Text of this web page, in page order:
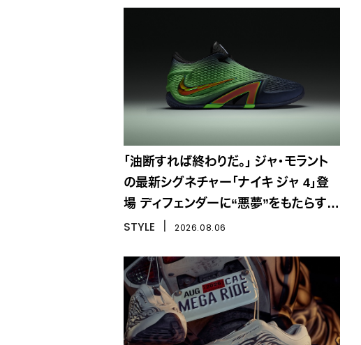
「油断すれば終わりだ。」 ジャ・モラント
の最新シグネチャー「ナイキ ジャ 4」登
場 ディフェンダーに“悪夢”をもたらす一
足
STYLE 2026.08.06